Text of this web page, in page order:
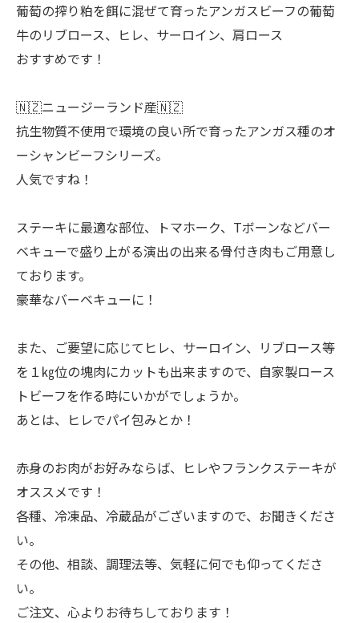
葡萄の搾り粕を餌に混ぜて育ったアンガスビーフの葡萄
牛のリブロース、ヒレ、サーロイン、肩ロース
おすすめです！
🇳🇿ニュージーランド産🇳🇿
抗生物質不使用で環境の良い所で育ったアンガス種のオ
ーシャンビーフシリーズ。
人気ですね！
ステーキに最適な部位、トマホーク、Tボーンなどバー
ベキューで盛り上がる演出の出来る骨付き肉もご用意し
ております。
豪華なバーベキューに！
また、ご要望に応じてヒレ、サーロイン、リブロース等
を１㎏位の塊肉にカットも出来ますので、自家製ロース
トビーフを作る時にいかがでしょうか。
あとは、ヒレでパイ包みとか！
赤身のお肉がお好みならば、ヒレやフランクステーキが
オススメです！
各種、冷凍品、冷蔵品がございますので、お聞きくださ
い。
その他、相談、調理法等、気軽に何でも仰ってくださ
い。
ご注文、心よりお待ちしております！